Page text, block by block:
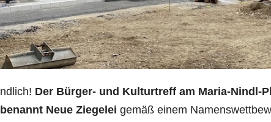
ndlich! Der Bürger- und Kulturtreffam Maria-Nindl-
benannt Neue Ziegelei gemäß einem